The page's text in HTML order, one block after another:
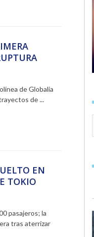
de Globalia
de ...
EN
TOKIO
pasajeros; la
tras aterrizar